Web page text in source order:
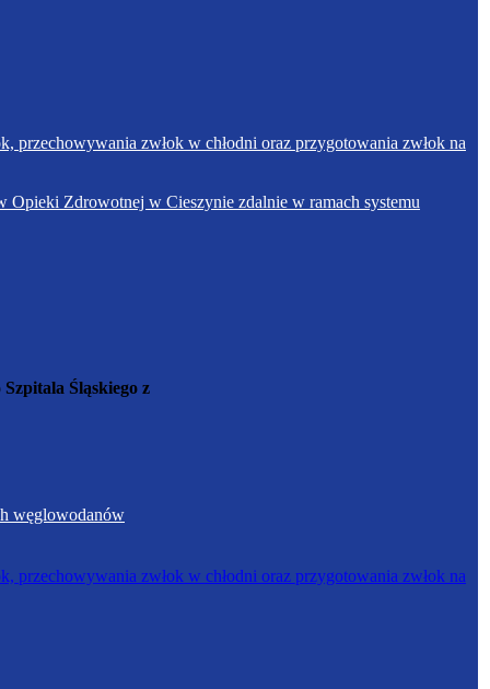
węglowodanów
zwłok w chłodni oraz przygotowania zwłok na
Opieki Zdrowotnej w Cieszynie zdalnie w ramach systemu
zwłok w chłodni oraz przygotowania zwłok na
Śląskiego z